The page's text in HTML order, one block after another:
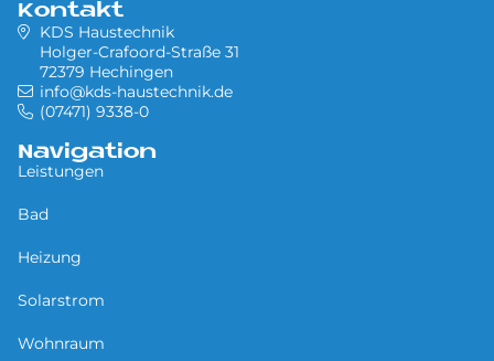
Kontakt
KDS Haustechnik
Holger-Crafoord-Straße 31
72379 Hechingen
info@kds-haustechnik.de
(07471) 9338-0
Navigation
Leistungen
Bad
Heizung
Solarstrom
Wohnraum